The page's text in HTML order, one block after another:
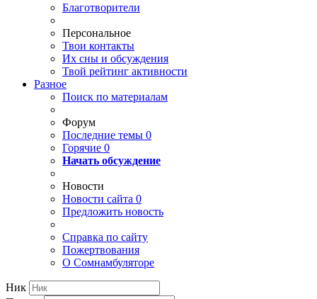
Благотворители
Персональное
Твои контакты
Их сны и обсуждения
Твой рейтинг активности
Разное
Поиск по материалам
Форум
Последние темы 0
Горячие 0
Начать обсуждение
Новости
Новости сайта 0
Предложить новость
Справка по сайту
Пожертвования
О Сомнамбуляторе
Ник